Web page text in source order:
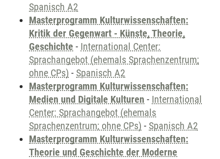
Spanisch A2
Masterprogramm Kulturwissenschaften:
Kritik der Gegenwart - Künste, Theorie,
Geschichte - International Center:
Sprachangebot (ehemals Sprachenzentrum;
ohne CPs) - Spanisch A2
Masterprogramm Kulturwissenschaften:
Medien und Digitale Kulturen - International
Center: Sprachangebot (ehemals
Sprachenzentrum; ohne CPs) - Spanisch A2
Masterprogramm Kulturwissenschaften:
Theorie und Geschichte der Moderne